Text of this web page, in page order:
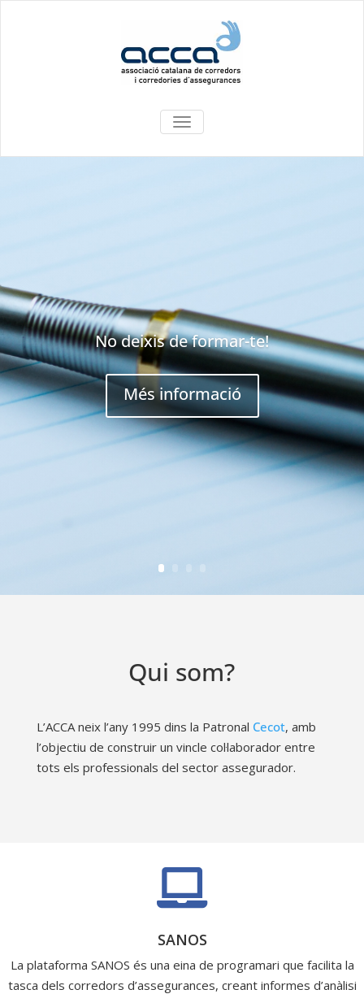
COMMUTA
LA
No deixis de formar-te!
Més informació
Qui som?
L’ACCA neix l’any 1995 dins la Patronal Cecot, amb
l’objectiu de construir un vincle col·laborador entre
tots els professionals del sector assegurador.

SANOS
La plataforma SANOS és una eina de programari que facilita la
tasca dels corredors d’assegurances, creant informes d’anàlisi